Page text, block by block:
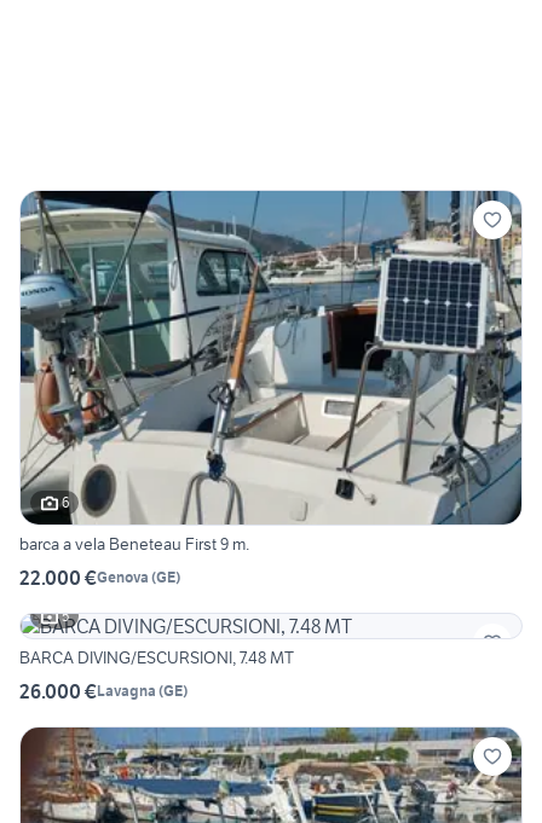
6
barca a vela Beneteau First 9 m.
22.000 €Genova (GE)
5
BARCA DIVING/ESCURSIONI, 7.48 MT
26.000 €Lavagna (GE)